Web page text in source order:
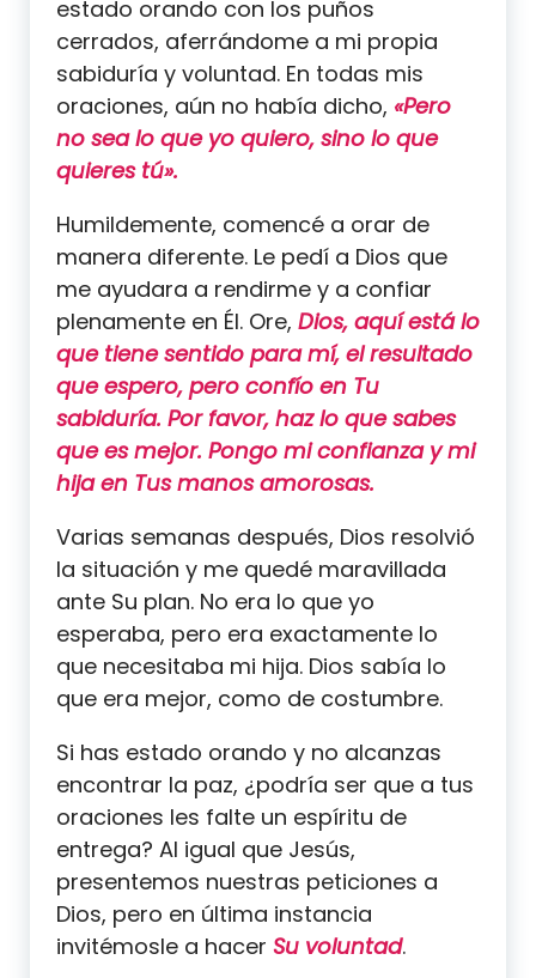
estado orando con los puños
cerrados, aferrándome a mi propia
sabiduría y voluntad. En todas mis
oraciones, aún no había dicho, «Pero
no sea lo que yo quiero, sino lo que
quieres tú».
Humildemente, comencé a orar de
manera diferente. Le pedí a Dios que
me ayudara a rendirme y a confiar
plenamente en Él. Ore, Dios, aquí está lo
que tiene sentido para mí, el resultado
que espero, pero confío en Tu
sabiduría. Por favor, haz lo que sabes
que es mejor. Pongo mi confianza y mi
hija en Tus manos amorosas.
Varias semanas después, Dios resolvió
la situación y me quedé maravillada
ante Su plan. No era lo que yo
esperaba, pero era exactamente lo
que necesitaba mi hija. Dios sabía lo
que era mejor, como de costumbre.
Si has estado orando y no alcanzas
encontrar la paz, ¿podría ser que a tus
oraciones les falte un espíritu de
entrega? Al igual que Jesús,
presentemos nuestras peticiones a
Dios, pero en última instancia
invitémosle a hacer Su voluntad.